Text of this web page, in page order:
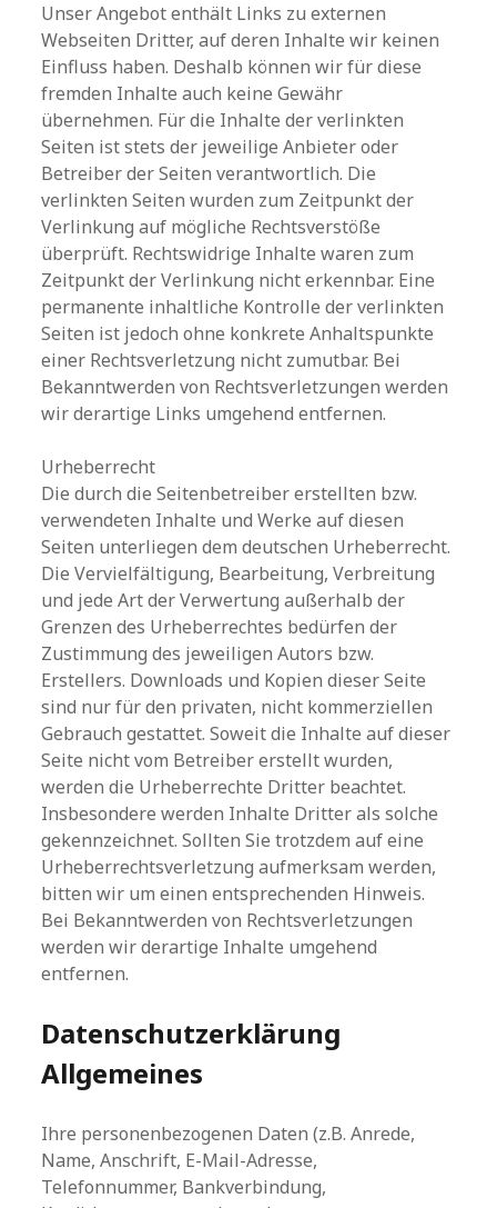
Unser Angebot enthält Links zu externen
Webseiten Dritter, auf deren Inhalte wir keinen
Einfluss haben. Deshalb können wir für diese
fremden Inhalte auch keine Gewähr
übernehmen. Für die Inhalte der verlinkten
Seiten ist stets der jeweilige Anbieter oder
Betreiber der Seiten verantwortlich. Die
verlinkten Seiten wurden zum Zeitpunkt der
Verlinkung auf mögliche Rechtsverstöße
überprüft. Rechtswidrige Inhalte waren zum
Zeitpunkt der Verlinkung nicht erkennbar. Eine
permanente inhaltliche Kontrolle der verlinkten
Seiten ist jedoch ohne konkrete Anhaltspunkte
einer Rechtsverletzung nicht zumutbar. Bei
Bekanntwerden von Rechtsverletzungen werden
wir derartige Links umgehend entfernen.
Urheberrecht
Die durch die Seitenbetreiber erstellten bzw.
verwendeten Inhalte und Werke auf diesen
Seiten unterliegen dem deutschen Urheberrecht.
Die Vervielfältigung, Bearbeitung, Verbreitung
und jede Art der Verwertung außerhalb der
Grenzen des Urheberrechtes bedürfen der
Zustimmung des jeweiligen Autors bzw.
Erstellers. Downloads und Kopien dieser Seite
sind nur für den privaten, nicht kommerziellen
Gebrauch gestattet. Soweit die Inhalte auf dieser
Seite nicht vom Betreiber erstellt wurden,
werden die Urheberrechte Dritter beachtet.
Insbesondere werden Inhalte Dritter als solche
gekennzeichnet. Sollten Sie trotzdem auf eine
Urheberrechtsverletzung aufmerksam werden,
bitten wir um einen entsprechenden Hinweis.
Bei Bekanntwerden von Rechtsverletzungen
werden wir derartige Inhalte umgehend
entfernen.
Datenschutzerklärung
Allgemeines
Ihre personenbezogenen Daten (z.B. Anrede,
Name, Anschrift, E-Mail-Adresse,
Telefonnummer, Bankverbindung,